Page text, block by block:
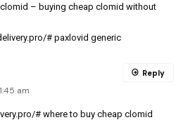
– buying cheap clomid without
# paxlovid generic
am
# where to buy cheap clomid
Reply